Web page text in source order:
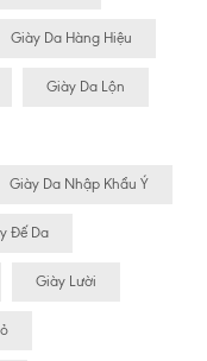
Giày Da Hàng Hiệu
Giày Da Lộn
Giày Da Nhập Khẩu Ý
Đế Da
Giày Lười